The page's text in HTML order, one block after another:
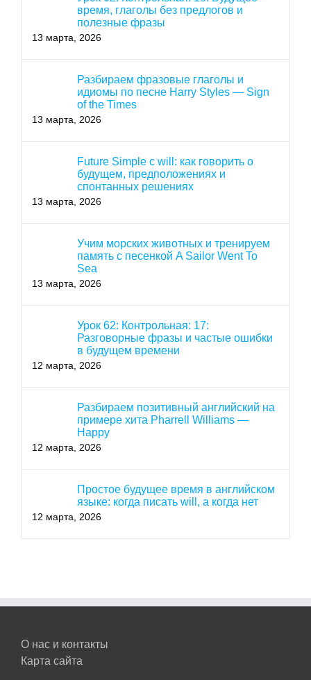
время, глаголы без предлогов и
полезные фразы
13 марта, 2026
Разбираем фразовые глаголы и
идиомы по песне Harry Styles — Sign
of the Times
13 марта, 2026
Future Simple с will: как говорить о
будущем, предположениях и
спонтанных решениях
13 марта, 2026
Учим морских животных и тренируем
память с песенкой A Sailor Went To
Sea
13 марта, 2026
Урок 62: Контрольная: 17:
Разговорные фразы и частые ошибки
в будущем времени
12 марта, 2026
Разбираем позитивный английский на
примере хита Pharrell Williams —
Happy
12 марта, 2026
Простое будущее время в английском
языке: когда писать will, а когда нет
12 марта, 2026
О нас и контакты
Карта сайта